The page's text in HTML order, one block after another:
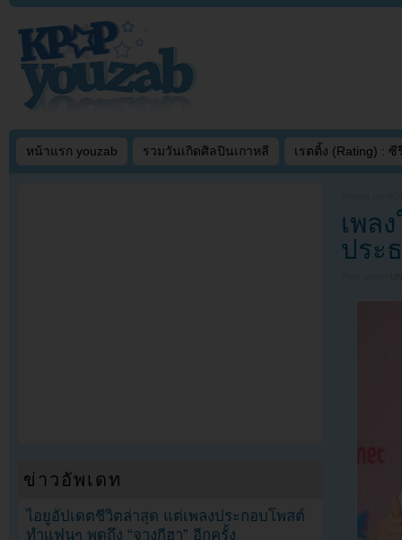
หน้าแรก youzab รวมวันเกิดศิลปินเกาหลี เรตติ้ง (Rating) : ซี
เพล
ประ
ข่าวอัพเดท
ไอยูอัปเดตชีวิตล่าสุด แต่เพลงประกอบโพสต์
ทำแฟนๆ พูดถึง “จางกีฮา” อีกครั้ง